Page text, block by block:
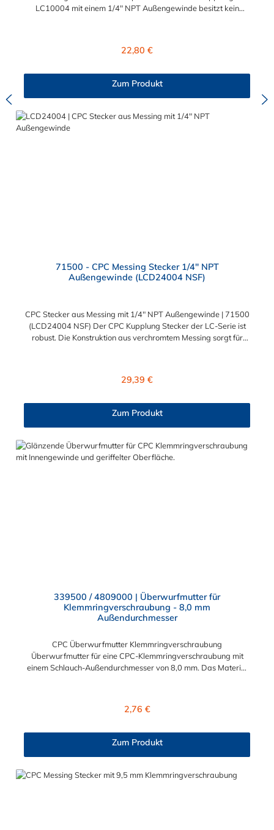
LC10004 mit einem 1/4" NPT Außengewinde besitzt kein
mm. Sie können diese CPC Kupplung mit allen CPC Steckern
bietet eine große Auswahl an Konfigurationen, um die
Anforderungen der anspruchsvollsten Anwendungen für
Industrie, Biopharmazie, Medizin und Verpackungsindustrie zu
erfüllen. Die Colder Products Company Serie ist ein
leistungsstarkes, hochzuverlässiges Steckverbindersystem, das
Regulärer Preis:
22,80 €
Zum Produkt
71500 - CPC Messing Stecker 1/4" NPT
Außengewinde (LCD24004 NSF)
CPC Stecker aus Messing mit 1/4" NPT Außengewinde | 71500
(LCD24004 NSF) Der CPC Kupplung Stecker der LC-Serie ist
robust. Die Konstruktion aus verchromtem Messing sorgt für
Der CPC Stecker aus Messing der LC-Serie ist auch in
Druck. Der CPC Stecker aus Messing mit 1/4" NPT
Außengewinde ermöglicht ein bequemes Verbinden und
Trennen mit einer Hand. Die CPC Serie bietet eine hohe
Flexibilität mit zahlreichen Konfigurationen und
Anschlussvarianten und ist sowohl mit den Acetal-Kupplungen
Regulärer Preis:
29,39 €
Zum Produkt
339500 / 4809000 | Überwurfmutter für
Klemmringverschraubung - 8,0 mm
Außendurchmesser
CPC Überwurfmutter Klemmringverschraubung
Überwurfmutter für eine CPC-Klemmringverschraubung mit
einem Schlauch-Außendurchmesser von 8,0 mm. Das Material
Regulärer Preis:
2,76 €
Zum Produkt